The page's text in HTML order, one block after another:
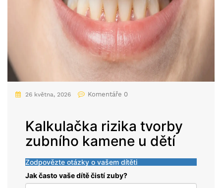
26 května, 2026 Komentáře 0
Kalkulačka rizika tvorby
zubního kamene u dětí
Zodpovězte otázky o vašem dítěti
Jak často vaše dítě čistí zuby?